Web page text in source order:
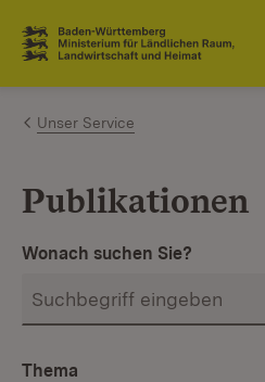
Zum Inhalt springen
Link zur Startseite
Unser Service
Publikationen
Wonach suchen Sie?
Thema